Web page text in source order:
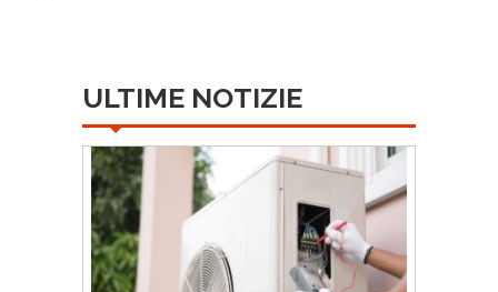
ULTIME NOTIZIE